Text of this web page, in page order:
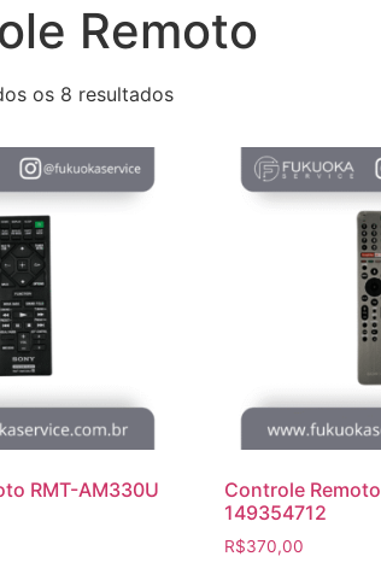
Remoto
os 8 resultados
RMT-AM330U
Controle
149354712
R$370,00